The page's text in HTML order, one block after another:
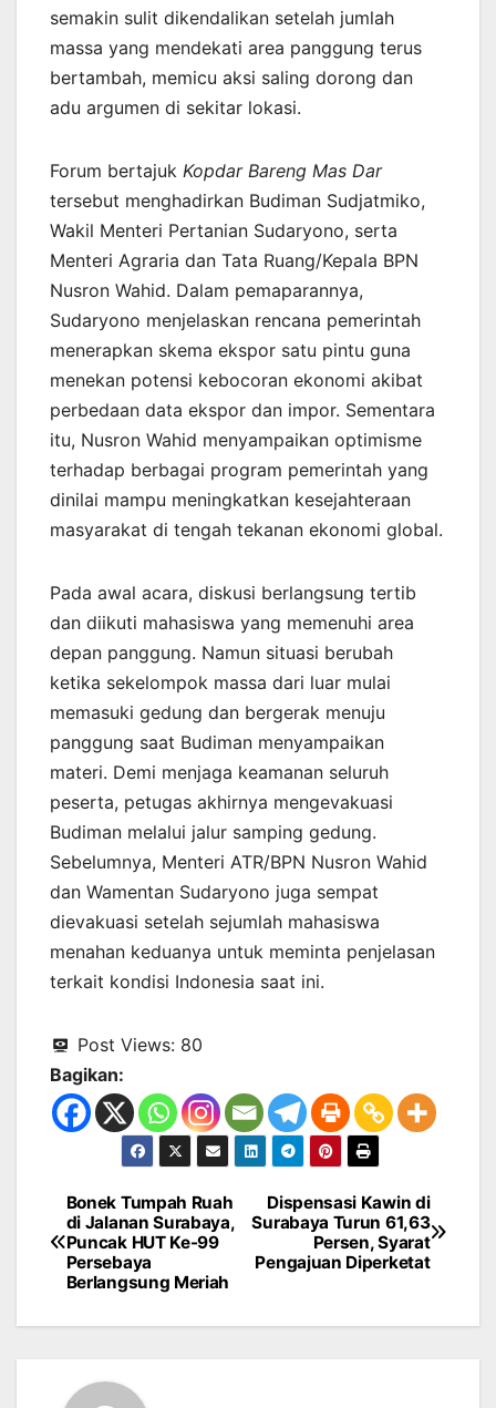
semakin sulit dikendalikan setelah jumlah
massa yang mendekati area panggung terus
bertambah, memicu aksi saling dorong dan
adu argumen di sekitar lokasi.
Forum bertajuk Kopdar Bareng Mas Dar
tersebut menghadirkan Budiman Sudjatmiko,
Wakil Menteri Pertanian Sudaryono, serta
Menteri Agraria dan Tata Ruang/Kepala BPN
Nusron Wahid. Dalam pemaparannya,
Sudaryono menjelaskan rencana pemerintah
menerapkan skema ekspor satu pintu guna
menekan potensi kebocoran ekonomi akibat
perbedaan data ekspor dan impor. Sementara
itu, Nusron Wahid menyampaikan optimisme
terhadap berbagai program pemerintah yang
dinilai mampu meningkatkan kesejahteraan
masyarakat di tengah tekanan ekonomi global.
Pada awal acara, diskusi berlangsung tertib
dan diikuti mahasiswa yang memenuhi area
depan panggung. Namun situasi berubah
ketika sekelompok massa dari luar mulai
memasuki gedung dan bergerak menuju
panggung saat Budiman menyampaikan
materi. Demi menjaga keamanan seluruh
peserta, petugas akhirnya mengevakuasi
Budiman melalui jalur samping gedung.
Sebelumnya, Menteri ATR/BPN Nusron Wahid
dan Wamentan Sudaryono juga sempat
dievakuasi setelah sejumlah mahasiswa
menahan keduanya untuk meminta penjelasan
terkait kondisi Indonesia saat ini.
Post Views: 80
Bagikan:
Navigasi
pos
Dispensasi Kawin di
Surabaya Turun 61,63
Persen, Syarat
Pengajuan Diperketat
Bonek Tumpah Ruah
di Jalanan Surabaya,
Puncak HUT Ke-99
Persebaya
Berlangsung Meriah